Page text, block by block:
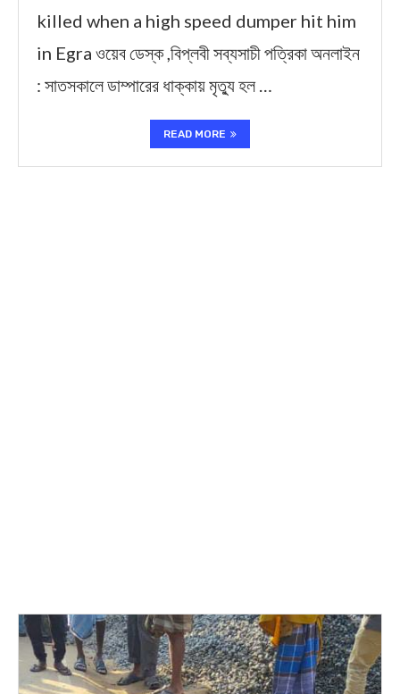
killed when a high speed dumper hit him
in Egra ওয়েব ডেস্ক ,বিপ্লবী সব্যসাচী পত্রিকা অনলাইন
: সাতসকালে ডাম্পারের ধাক্কায় মৃত্যু হল …
READ MORE